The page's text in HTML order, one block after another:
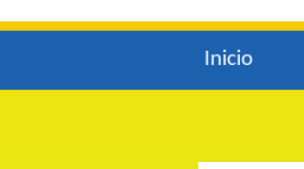
Inicio